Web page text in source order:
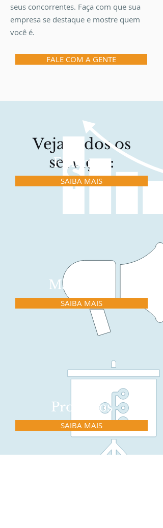
seus concorrentes. Faça com que sua
empresa se destaque e mostre quem
você é.
FALE COM A GENTE
Veja todos os
serviços:
Finanças
SAIBA MAIS
Marketing
SAIBA MAIS
Processos
SAIBA MAIS